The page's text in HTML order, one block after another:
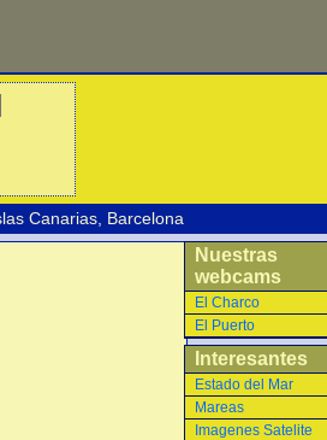
Canarias Barcelona
Nuestras
webcams
El Charco
El Puerto
Interesantes
Estado del Mar
Mareas
Imagenes Satelite